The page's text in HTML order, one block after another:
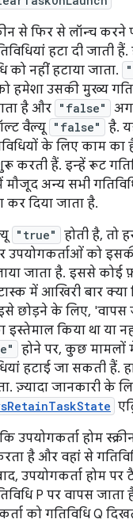
से फिर से लॉन्च करने
हटा दी जाती
को नहीं हटाया जाता.
हमेशा उसकी मुख्य
है और "false"
वैल्यू "false"
है.
के लिए काम का
करती हैं. इन्हें रूट
मौजूद अन्य सभी
दिया जाता है.
"true"
होती है, तो
उपयोगकर्ताओं को
जाता है. इससे कोई
में आखिरी बार
छोड़ने के लिए, 'वापस
इस्तेमाल किया था या
होने पर, कुछ मामलों
हटाई जा सकती हैं.
ज़्यादा जानकारी के
उपयोगकर्ता होम
है और वहां से
उपयोगकर्ता होम
P पर वापस जाता
को गतिविधि Q